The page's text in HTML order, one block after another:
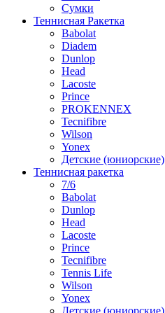
Сумки
Теннисная Ракетка
Babolat
Diadem
Dunlop
Head
Lacoste
Prince
PROKENNEX
Tecnifibre
Wilson
Yonex
Детские (юниорские)
Теннисная ракетка
7/6
Babolat
Dunlop
Head
Lacoste
Prince
Tecnifibre
Tennis Life
Wilson
Yonex
Детские (юниорские)